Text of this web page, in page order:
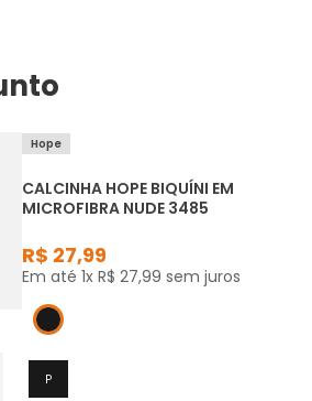
Hope
CALCINHA HOPE BIQUÍNI EM
MICROFIBRA NUDE 3485
R$ 27,99
Em até 1x R$ 27,99 sem juros
P